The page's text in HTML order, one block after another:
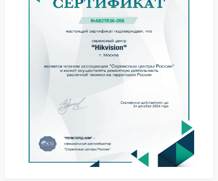
искажение цветовой палитры термограмм;
Такие признаки указывают на необходимость
профессиональной диагностики программной
Факторы, влияющие на сбой ПО
связано с рядом причин:
сбой при обновлении встроенного ПО;
ошибки совместимости программных модулей;
нестабильное электропитание устройства.
Ремонт Hikvision в подобных случаях проводится с
учетом архитектуры программной платформы и
особенностей модели.